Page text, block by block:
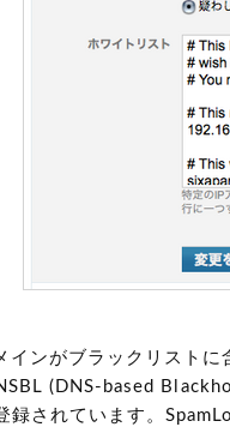
インがブラックリスト
(DNS-based
録されています。